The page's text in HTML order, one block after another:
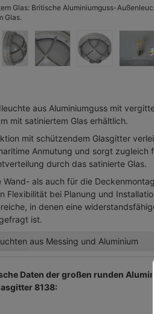
Glas: Britische Aluminiumguss-
Glas.
aus Aluminiumguss mit
mit satiniertem Glas erhältlich.
mit schützendem Glasgitter
Anmutung und sorgt zugleich
durch das satinierte Glas.
Wand- als auch für die
Flexibilität bei Planung und
in denen eine
ist.
aus Messing und Aluminium
Daten der großen runden
8138: